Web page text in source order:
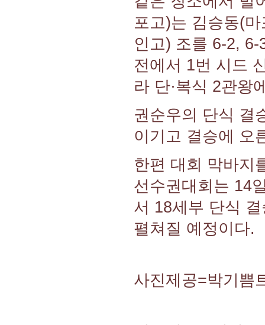
포고)는 김승동(
인고) 조를 6-2,
전에서 1번 시드
라 단·복식 2관왕
권순우의 단식 결
이기고 결승에 오
한편 대회 막바지
선수권대회는 14
서 18세부 단식
펼쳐질 예정이다.
사진제공=박기쁨